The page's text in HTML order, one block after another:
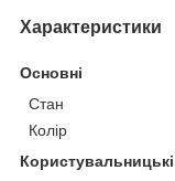
Характеристики
Основні
Стан
Колір